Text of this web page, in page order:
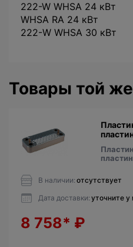
222-W WHSA 24 кВт
WHSA RA 24 кВт
222-W WHSA 30 кВт
Товары той
В наличии: отсутствует
Дата доставки: уточните
8 758* ₽